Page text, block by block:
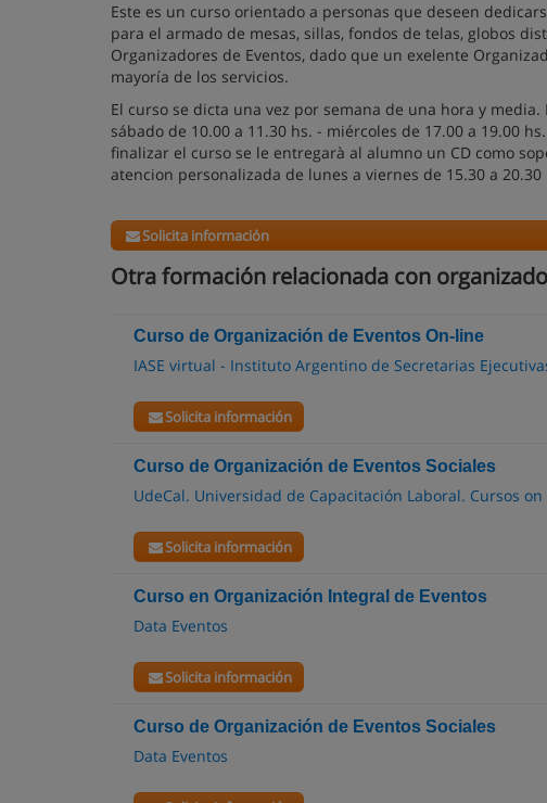
Este es un curso orientado a personas que deseen
para el armado de mesas, sillas, fondos de telas, globos
Organizadores de Eventos, dado que un exelente
mayoría de los servicios.
El curso se dicta una vez por semana de una hora y
sábado de 10.00 a 11.30 hs. - miércoles de 17.00 a 19.00
finalizar el curso se le entregarà al alumno un CD como
atencion personalizada de lunes a viernes de 15.30 a 20.30
Solicita información
Otra formación relacionada con
Curso de Organización de Eventos On-line
IASE virtual - Instituto Argentino de Secretarias
Solicita información
Curso de Organización de Eventos Sociales
UdeCal. Universidad de Capacitación Laboral. Cursos
Solicita información
Curso en Organización Integral de Eventos
Data Eventos
Solicita información
Curso de Organización de Eventos Sociales
Data Eventos